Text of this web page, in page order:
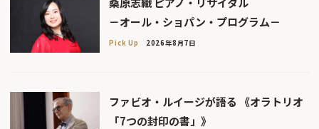
－オール・ショパン・プログラム－
Pick Up 2026年8月7日
ファビオ・ルイージが語る 《オラトリオ
「7つの封印の書」》